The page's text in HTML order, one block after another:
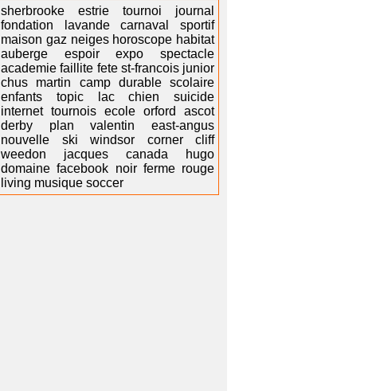
sherbrooke estrie tournoi journal
fondation lavande carnaval sportif
maison gaz neiges horoscope habitat
auberge espoir expo spectacle
academie faillite fete st-francois junior
chus martin camp durable scolaire
enfants topic lac chien suicide
internet tournois ecole orford ascot
derby plan valentin east-angus
nouvelle ski windsor corner cliff
weedon jacques canada hugo
domaine facebook noir ferme rouge
living musique soccer